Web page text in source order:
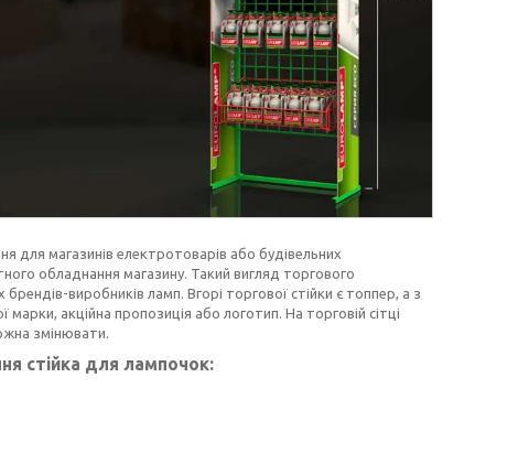
для магазинів електротоварів або будівельних
обладнання магазину. Такий вигляд торгового
виробників ламп. Вгорі торгової стійки є топпер, а з
акційна пропозиція або логотип. На торговій сітці
змінювати.
стійка для лампочок: